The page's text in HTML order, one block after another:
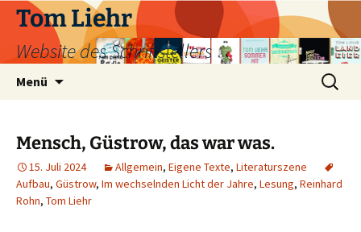
Zum
Inhalt
springen
Tom Liehr
Website des Schriftstellers
Menü
Suchen
nach:
Mensch, Güstrow, das war was.
15. Juli 2024 Allgemein, Eigene Texte, Literaturszene
Aufbau, Güstrow, Im wechselnden Licht der Jahre, Lesung, Reinhard
Rohn, Tom Liehr